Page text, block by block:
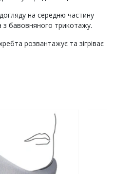
на середню частину
бавовняного трикотажу.
розвантажує та зігріває